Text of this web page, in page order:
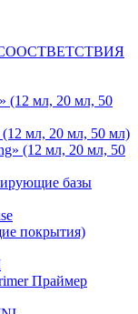
(12 мл, 20 мл, 50
мл, 20 мл, 50 мл)
(12 мл, 20 мл, 50
базы
покрытия)
Праймер